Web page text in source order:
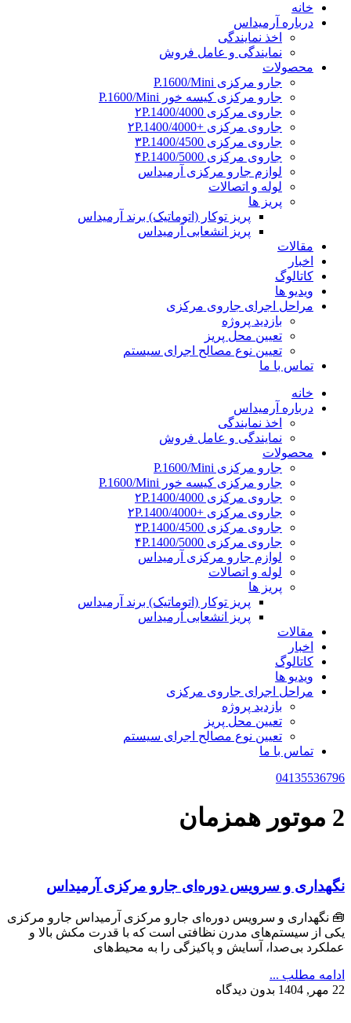
خانه
درباره آرمیداس
اخذ نمایندگی
نمایندگی و عامل فروش
محصولات
جارو مرکزی P.1600/Mini
جارو مرکزی کیسه خور P.1600/Mini
جاروی مرکزی ۲P.1400/4000
جاروی مرکزی +۲P.1400/4000
جاروی مرکزی ۳P.1400/4500
جاروی مرکزی ۴P.1400/5000
لوازم جارو مرکزی آرمیداس
لوله و اتصالات
پریز ها
پریز توکار (اتوماتیک) برند آرمیداس
پریز انشعابی آرمیداس
مقالات
اخبار
کاتالوگ
ویدیو ها
مراحل اجرای جاروی مرکزی
بازدید پروژه
تعیین محل پریز
تعیین نوع مصالح اجرای سیستم
تماس با ما
خانه
درباره آرمیداس
اخذ نمایندگی
نمایندگی و عامل فروش
محصولات
جارو مرکزی P.1600/Mini
جارو مرکزی کیسه خور P.1600/Mini
جاروی مرکزی ۲P.1400/4000
جاروی مرکزی +۲P.1400/4000
جاروی مرکزی ۳P.1400/4500
جاروی مرکزی ۴P.1400/5000
لوازم جارو مرکزی آرمیداس
لوله و اتصالات
پریز ها
پریز توکار (اتوماتیک) برند آرمیداس
پریز انشعابی آرمیداس
مقالات
اخبار
کاتالوگ
ویدیو ها
مراحل اجرای جاروی مرکزی
بازدید پروژه
تعیین محل پریز
تعیین نوع مصالح اجرای سیستم
تماس با ما
04135536796
2 موتور همزمان
نگهداری و سرویس دوره‌ای جارو مرکزی آرمیداس
🧰 نگهداری و سرویس دوره‌ای جارو مرکزی آرمیداس جارو مرکزی
یکی از سیستم‌های مدرن نظافتی است که با قدرت مکش بالا و
عملکرد بی‌صدا، آسایش و پاکیزگی را به محیط‌های
ادامه مطلب ...
22 مهر, 1404
بدون دیدگاه